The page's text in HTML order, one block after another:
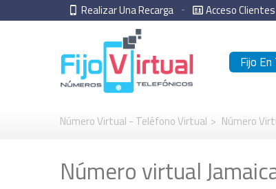
Realizar Una Recarga Acceso Clientes
Fijo
Número Virtual - Teléfono Virtual > Número
Número virtual